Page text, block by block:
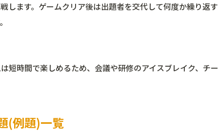
します。ゲームクリア後は出題者を交代して何度か繰り返す
短時間で楽しめるため、会議や研修のアイスブレイク、チー
(例題)一覧